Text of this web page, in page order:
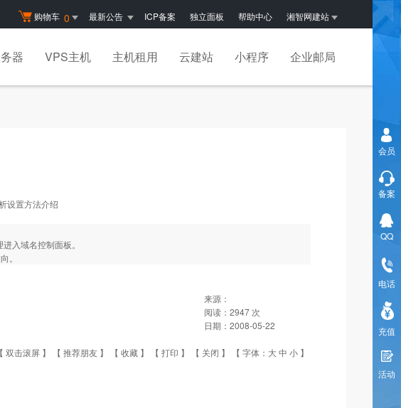
购物车 0 最新公告 ICP备案 独立面板 帮助中心 湘智网建站
器 VPS主机 主机租用 云建站 小程序 企业邮局
会员
备案
QQ
电话
充值
活动
设置方法介绍
入域名控制面板。
。
来源：
阅读： 2947 次
日期： 2008-05-22
【 双击滚屏 】 【 推荐朋友 】 【 收藏 】 【 打印 】 【 关闭 】 【 字体： 大中 小 】